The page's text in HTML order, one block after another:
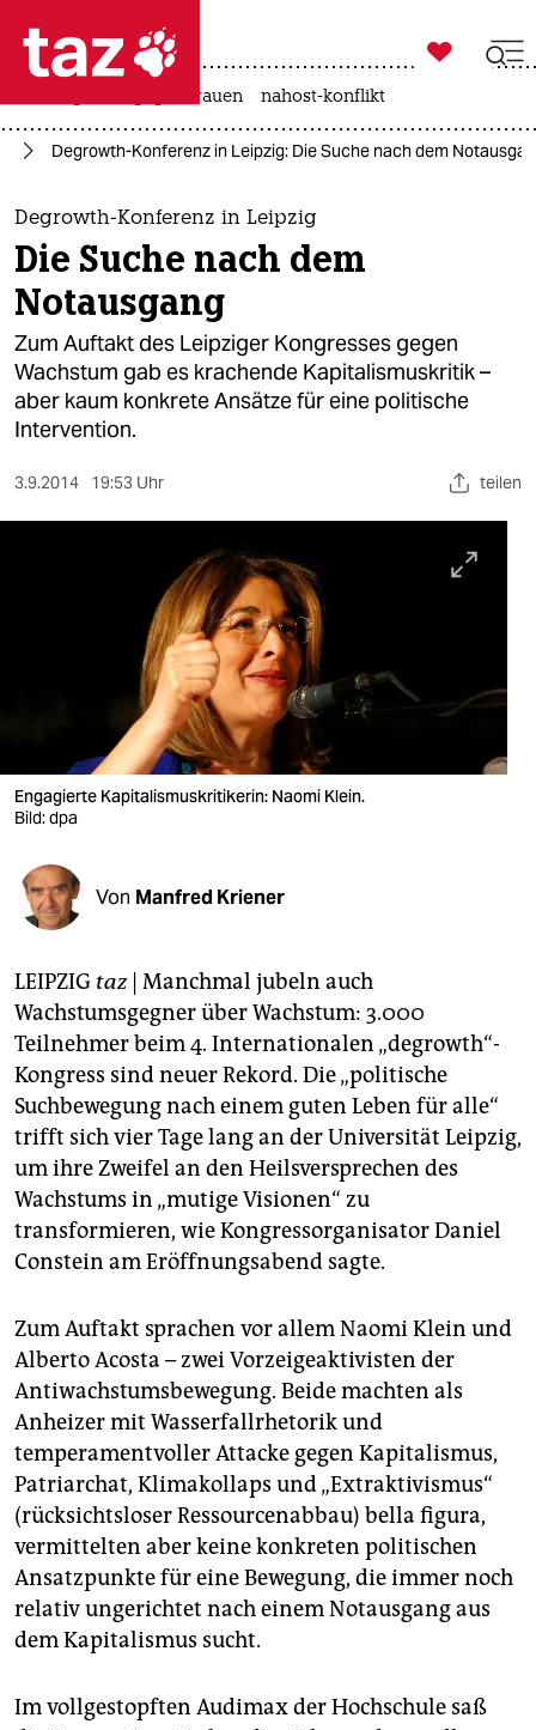
 taz zahl ich
taz zahl ich
themen
politik
öko
gesellschaft
kultur
sport
veranstaltungen
fragen & hilfe
unterstützen
abo
genossenschaft
epaper login

taz zahl ich
gewalt gegen frauen nahost-konflikt
Degrowth-Konferenz in Leipzig: Die Suche nach dem
Degrowth-Konferenz in Leipzig
Die Suche nach dem
Notausgang
Zum Auftakt des Leipziger Kongresses gegen
Wachstum gab es krachende Kapitalismuskritik –
aber kaum konkrete Ansätze für eine politische
Intervention.
3.9.2014 19:53 Uhr teilen
Engagierte Kapitalismuskritikerin: Naomi Klein.
Bild: dpa
Von Manfred Kriener
LEIPZIG taz Manchmal jubeln auch
Wachstumsgegner über Wachstum: 3.000
Teilnehmer beim 4. Internationalen „degrowth“-
Kongress sind neuer Rekord. Die „politische
Suchbewegung nach einem guten Leben für alle“
trifft sich vier Tage lang an der Universität Leipzig,
um ihre Zweifel an den Heilsversprechen des
Wachstums in „mutige Visionen“ zu
transformieren, wie Kongressorganisator Daniel
Constein am Eröffnungsabend sagte.
Zum Auftakt sprachen vor allem Naomi Klein und
Alberto Acosta – zwei Vorzeigeaktivisten der
Antiwachstumsbewegung. Beide machten als
Anheizer mit Wasserfallrhetorik und
temperamentvoller Attacke gegen Kapitalismus,
Patriarchat, Klimakollaps und „Extraktivismus“
(rücksichtsloser Ressourcenabbau) bella figura,
vermittelten aber keine konkreten politischen
Ansatzpunkte für eine Bewegung, die immer noch
relativ ungerichtet nach einem Notausgang aus
dem Kapitalismus sucht.
Im vollgestopften Audimax der Hochschule saß